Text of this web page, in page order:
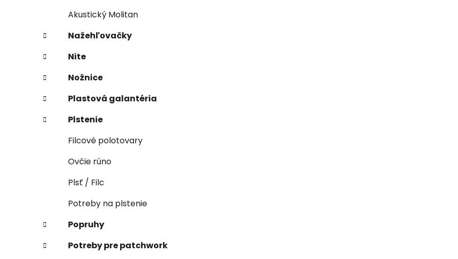
Akustický Molitan
Nažehľovačky
Nite
Nožnice
Plastová galantéria
Plstenie
Filcové polotovary
Ovčie rúno
Plsť / Filc
Potreby na plstenie
Popruhy
Potreby pre patchwork